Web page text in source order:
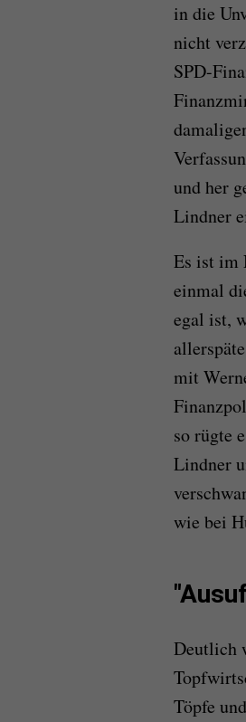
in die
nicht
SPD-
und her
Lindner
Es ist im
einmal
egal ist,
mit
so rügte
Lindner
wie bei
Deutlich
Töpfe